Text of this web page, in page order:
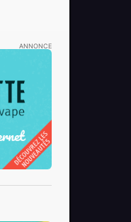
ANNONCE